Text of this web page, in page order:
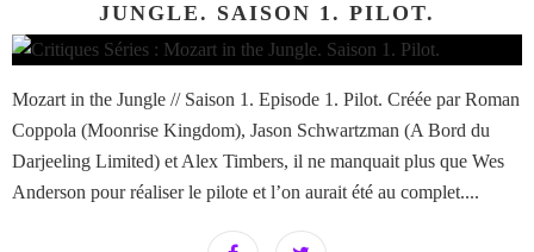
JUNGLE. SAISON 1. PILOT.
Mozart in the Jungle // Saison 1. Episode 1. Pilot. Créée par Roman
Coppola (Moonrise Kingdom), Jason Schwartzman (A Bord du
Darjeeling Limited) et Alex Timbers, il ne manquait plus que Wes
Anderson pour réaliser le pilote et l’on aurait été au complet....